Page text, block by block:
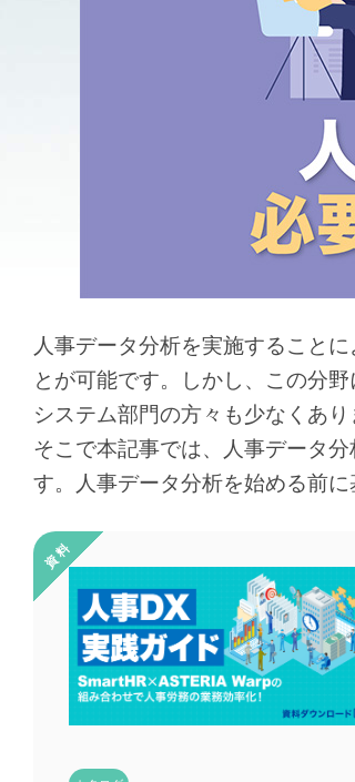
人事データ分析を実施すること
とが可能です。しかし、この分
システム部門の方々も少なくあり
そこで本記事では、人事データ
す。人事データ分析を始める前